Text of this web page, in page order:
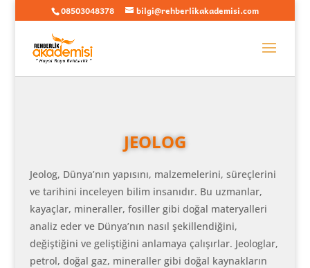
08503048378 bilgi@rehberlikakademisi.com
JEOLOG
Jeolog, Dünya’nın yapısını, malzemelerini, süreçlerini
ve tarihini inceleyen bilim insanıdır. Bu uzmanlar,
kayaçlar, mineraller, fosiller gibi doğal materyalleri
analiz eder ve Dünya’nın nasıl şekillendiğini,
değiştiğini ve geliştiğini anlamaya çalışırlar. Jeologlar,
petrol, doğal gaz, mineraller gibi doğal kaynakların